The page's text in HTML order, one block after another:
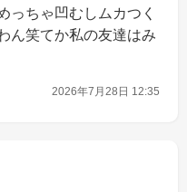
っちゃ凹むしムカつく
ん笑てか私の友達はみ
2026年7月28日 12:35